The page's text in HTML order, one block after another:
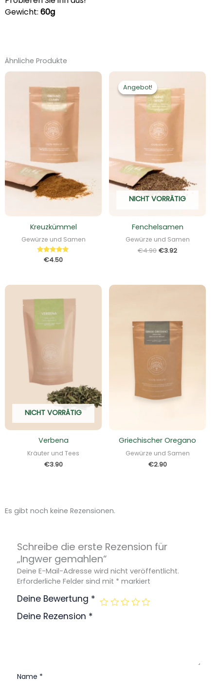
Gewicht: 60g
Ähnliche Produkte
Kreuzkümmel
Gewürze und Samen
Bewertet
mit
€4.50
Angebot!
NICHT VORRÄTIG
Angebot!
Fenchelsamen
Gewürze und Samen
€4.90
Ursprünglicher
war:
€4.90
€3.92
Aktueller
ist:
€3.92.
NICHT VORRÄTIG
Verbena
Kräuter und Tees
€3.90
Griechischer Oregano
Gewürze und Samen
€2.90
Es gibt noch keine Rezensionen.
Schreibe die erste Rezension für
„Ingwer gemahlen“
Deine E-Mail-Adresse wird nicht veröffentlicht.
Erforderliche Felder sind mit * markiert
Deine Bewertung *
Deine Rezension *
Name *